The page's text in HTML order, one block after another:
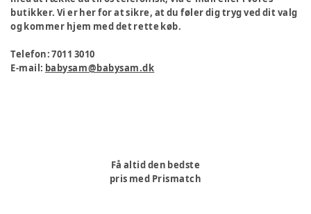
butikker. Vi er her for at sikre, at du føler dig tryg ved dit valg
og kommer hjem med det rette køb.
Telefon: 7011 3010
E-mail: babysam@babysam.dk
Få altid den bedste
pris med Prismatch